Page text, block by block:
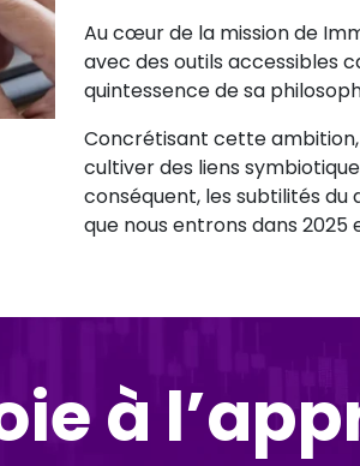
Au cœur de la mission de
avec des outils accessibles
quintessence de sa
Concrétisant cette
cultiver des liens
conséquent, les subtilités du
que nous entrons dans 2025
à